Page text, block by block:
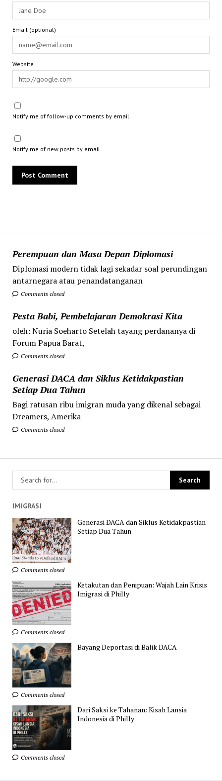
Perempuan dan Masa Depan Diplomasi
Diplomasi modern tidak lagi sekadar soal perundingan
antarnegara atau penandatanganan
Comments closed
Pesta Babi, Pembelajaran Demokrasi Kita
oleh: Nuria Soeharto Setelah tayang perdananya di
Forum Papua Barat,
Comments closed
Generasi DACA dan Siklus Ketidakpastian
Setiap Dua Tahun
Bagi ratusan ribu imigran muda yang dikenal sebagai
Dreamers, Amerika
Comments closed
Email (optional)
Website
Notify me of follow-up comments by email.
Notify me of new posts by email.
IMIGRASI
Generasi DACA dan Siklus Ketidakpastian
Setiap Dua Tahun
Comments closed
Ketakutan dan Penipuan: Wajah Lain Krisis
Imigrasi di Philly
Comments closed
Bayang Deportasi di Balik DACA
Comments closed
Dari Saksi ke Tahanan: Kisah Lansia
Indonesia di Philly
Comments closed